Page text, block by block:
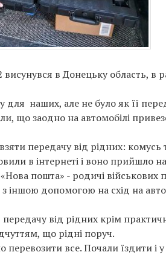
в Донецьку область, в
для наших, але не було як її
що заодно на автомобілі
передачу від рідних: комусь
в інтернеті і воно прийшло
пошта» - родичі
іншою допомогою на схід на
від рідних крім
що рідні поруч.
все. Почали їздити і у